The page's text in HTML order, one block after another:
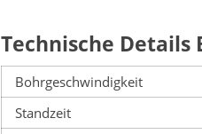
Technische Details
Bohrgeschwindigkeit
Standzeit